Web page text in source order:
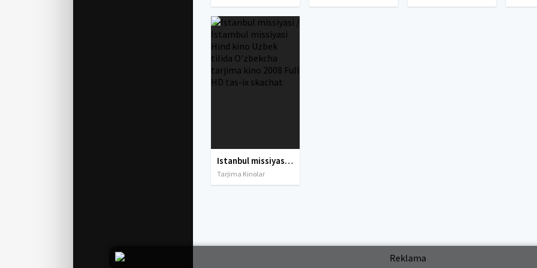
Istanbul missiyasi / Istambul missiyasi Hind kino Uzbek tilida O'zbekcha tarjima kino 2008 Full HD tas-ix skachat
Tarjima Kinolar